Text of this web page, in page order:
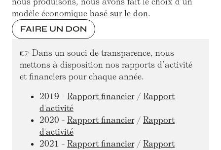
modèle économique basé sur le don.
FAIRE UN DON
👉 Dans un souci de transparence, nous
mettons à disposition nos rapports d’activité
et financiers pour chaque année.
2019 - Rapport financier/ Rapport
d'activité
2020 - Rapport financier/ Rapport
d'activité
2021 - Rapport financier/ Rapport